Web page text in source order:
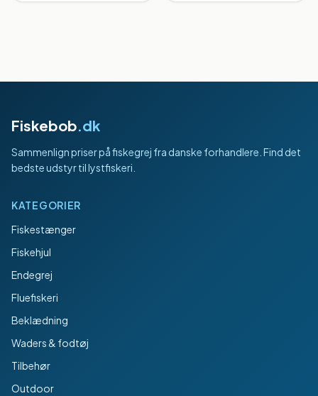
Fiskebob.dk
Sammenlign priser på fiskegrej fra danske forhandlere. Find det
bedste udstyr til lystfiskeri.
KATEGORIER
Fiskestænger
Fiskehjul
Endegrej
Fluefiskeri
Beklædning
Waders & fodtøj
Tilbehør
Outdoor